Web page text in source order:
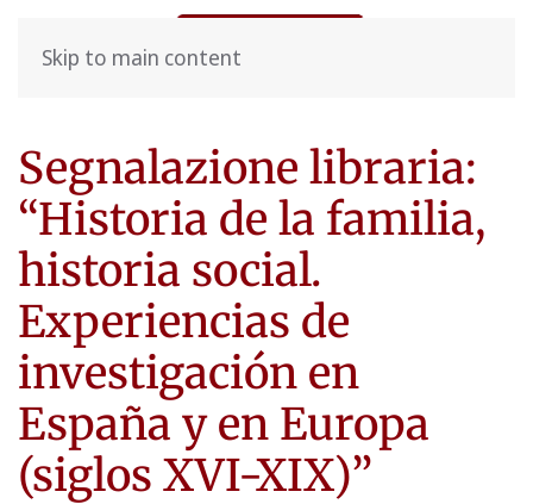
Skip to main content
Segnalazione libraria:
“Historia de la familia,
historia social.
Experiencias de
investigación en
España y en Europa
(siglos XVI-XIX)”